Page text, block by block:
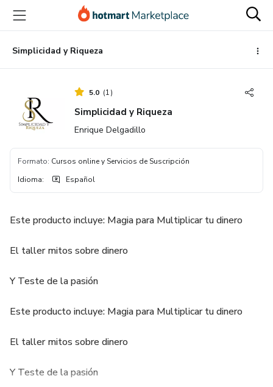
principal
página
de
página
Simplicidad y Riqueza
5.0 (1)
Simplicidad y Riqueza
Enrique Delgadillo
Formato: Cursos online y Servicios de Suscripción
Idioma: Español
Este producto incluye: Magia para Multiplicar tu dinero
El taller mitos sobre dinero
Y Teste de la pasión
Este producto incluye: Magia para Multiplicar tu dinero
El taller mitos sobre dinero
Y Teste de la pasión